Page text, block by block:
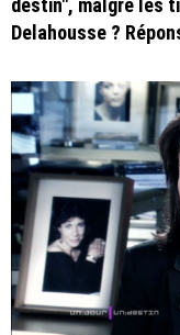
destin", malgré les
Delahousse ?